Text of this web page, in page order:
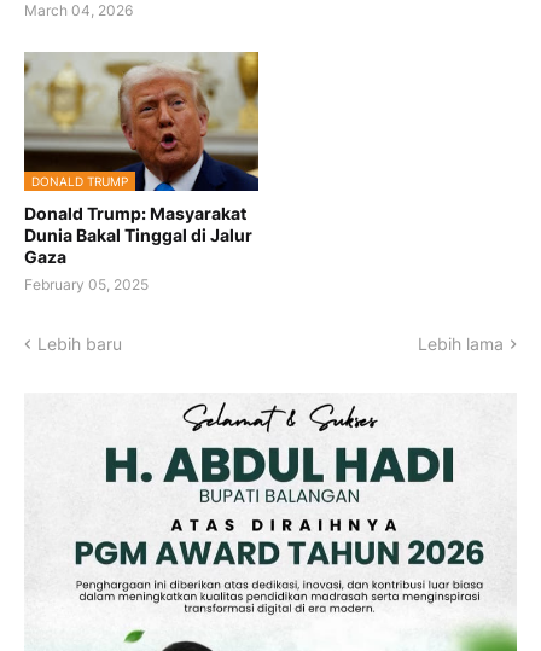
March 04, 2026
DONALD TRUMP
Donald Trump: Masyarakat
Dunia Bakal Tinggal di Jalur
Gaza
February 05, 2025
Lebih baru Lebih lama